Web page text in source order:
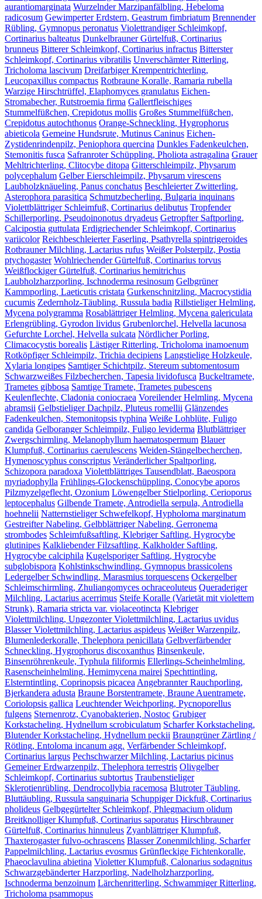
aurantiomarginata Wurzelnder Marzipanfälbling, Hebeloma
radicosum Gewimperter Erdstern, Geastrum fimbriatum Brennender
Rübling, Gymnopus peronatus Violettrandiger Schleimkopf,
Cortinarius balteatus Dunkelbrauner Gürtelfuß, Cortinarius
brunneus Bitterer Schleimkopf, Cortinarius infractus Bitterster
Schleimkopf, Cortinarius vibratilis Unverschämter Ritterling,
Tricholoma lascivum Dreifarbiger Krempentrichterling,
Leucopaxillus compactus Rotbraune Koralle, Ramaria rubella
Warzige Hirschtrüffel, Elaphomyces granulatus Eichen-
Stromabecher, Rutstroemia firma Gallertfleischiges
Stummelfüßchen, Crepidotus mollis Großes Stummelfüßchen,
Crepidotus autochthonus Orange-Schneckling, Hygrophorus
abieticola Gemeine Hundsrute, Mutinus Caninus Eichen-
Zystidenrindenpilz, Peniophora quercina Dunkles Fadenkeulchen,
Stemonitis fusca Safranroter Schüppling, Pholiota astragalina Grauer
Mehltrichterling, Clitocybe ditopa Gitterschleimpilz, Physarum
polycephalum Gelber Eierschleimpilz, Physarum virescens
Laubholzknäueling, Panus conchatus Beschleierter Zwitterling,
Asterophora parasitica Schmutzbecherling, Bulgaria inquinans
Violettblättriger Schleimfuß, Cortinarius delibutus Tropfender
Schillerporling, Pseudoinonotus dryadeus Getropfter Saftporling,
Calcipostia guttulata Erdigriechender Schleimkopf, Cortinarius
variicolor Reichbeschleierter Faserling, Psathyrella spintrigeroides
Rotbrauner Milchling, Lactarius rufus Weißer Polsterpilz, Postia
ptychogaster Wohlriechender Gürtelfuß, Cortinarius torvus
Weißflockiger Gürtelfuß, Cortinarius hemitrichus
Laubholzharzporling, Ischnoderma resinosum Gelbgrüner
Kammporling, Laeticutis cristata Gurkenschnitzling, Macrocystidia
cucumis Zedernholz-Täubling, Russula badia Rillstieliger Helmling,
Mycena polygramma Rosablättriger Helmling, Mycena galericulata
Erlengrübling, Gyrodon lividus Grubenlorchel, Helvella lacunosa
Gefurchte Lorchel, Helvella sulcata Nördlicher Porling,
Climacocystis borealis Lästiger Ritterling, Tricholoma inamoenum
Rotköpfiger Schleimpilz, Trichia decipiens Langstielige Holzkeule,
Xylaria longipes Samtiger Schichtpilz, Stereum subtomentosum
Schwarzweißes Filzbecherchen, Tapesia lividofusca Buckeltramete,
Trametes gibbosa Samtige Tramete, Trametes pubescens
Keulenflechte, Cladonia coniocraea Voreilender Helmling, Mycena
abramsii Gelbstieliger Dachpilz, Pluteus romellii Glänzendes
Fadenkeulchen, Stemonitopsis typhina Weiße Lohblüte, Fuligo
candida Gelboranger Schleimpilz, Fuligo leviderma Blutblättriger
Zwergschirmling, Melanophyllum haematospermum Blauer
Klumpfuß, Cortinarius caerulescens Weiden-Stängelbecherchen,
Hymenoscyphus conscriptus Veränderlicher Spaltporling,
Schizopora paradoxa Violettblättriges Tausendblatt, Baeospora
myriadophylla Frühlings-Glockenschüppling, Conocybe aporos
Pilzmyzelgeflecht, Ozonium Löwengelber Stielporling, Cerioporus
leptocephalus Gilbende Tramete, Antrodiella serpula, Antrodiella
hoehnelii Natternstieliger Schwefelkopf, Hypholoma marginatum
Gestreifter Nabeling, Gelbblättriger Nabeling, Gerronema
strombodes Schleimfußsaftling, Klebriger Saftling, Hygrocybe
glutinipes Kalkliebender Filzsaftling, Kalkholder Saftling,
Hygrocybe calciphila Kugelsporiger Saftling, Hygrocybe
subglobispora Kohlstinkschwindling, Gymnopus brassicolens
Ledergelber Schwindling, Marasmius torquescens Ockergelber
Schleimschirmling, Zhuliangomyces ochraceoluteus Queraderiger
Milchling, Lactarius acerrimus Steife Koralle (Varietät mit violettem
Strunk), Ramaria stricta var. violaceotincta Klebriger
Violettmilchling, Ungezonter Violettmilchling, Lactarius uvidus
Blasser Violettmilchling, Lactarius aspideus Weißer Warzenpilz,
Blumenlederkoralle, Thelephora penicillata Gelbverfärbender
Schneckling, Hygrophorus discoxanthus Binsenkeule,
Binsenröhrenkeule, Typhula filiformis Ellerlings-Scheinhelmling,
Rasenscheinhelmling, Hemimycena mairei Spechttintling,
Elsterntintling, Coprinopsis picacea Angebrannter Rauchporling,
Bjerkandera adusta Braune Borstentramete, Braune Auentramete,
Coriolopsis gallica Leuchtender Weichporling, Pycnoporellus
fulgens Sternenrotz, Cyanobakterien, Nostoc Grubiger
Korkstacheling, Hydnellum scrobiculatum Scharfer Korkstacheling,
Blutender Korkstacheling, Hydnellum peckii Braungrüner Zärtling /
Rötling, Entoloma incanum agg. Verfärbender Schleimkopf,
Cortinarius largus Pechschwarzer Milchling, Lactarius picinus
Gemeiner Erdwarzenpilz, Thelephora terrestris Olivgelber
Schleimkopf, Cortinarius subtortus Traubenstieliger
Sklerotienrübling, Dendrocollybia racemosa Blutroter Täubling,
Bluttäubling, Russula sanguinaria Schuppiger Dickfuß, Cortinarius
pholideus Gelbgegürtelter Schleimkopf, Phlegmacium olidum
Breitknolliger Klumpfuß, Cortinarius saporatus Hirschbrauner
Gürtelfuß, Cortinarius hinnuleus Zyanblättriger Klumpfuß,
Thaxterogaster fulvo-ochrascens Blasser Zonenmilchling, Scharfer
Pappelmilchling, Lactarius evosmus Grünfleckige Fichtenkoralle,
Phaeoclavulina abietina Violetter Klumpfuß, Calonarius sodagnitus
Schwarzgebänderter Harzporling, Nadelholzharzporling,
Ischnoderma benzoinum Lärchenritterling, Schwammiger Ritterling,
Tricholoma psammopus